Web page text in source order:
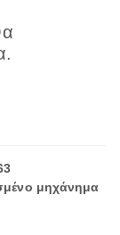
μηχάνημα